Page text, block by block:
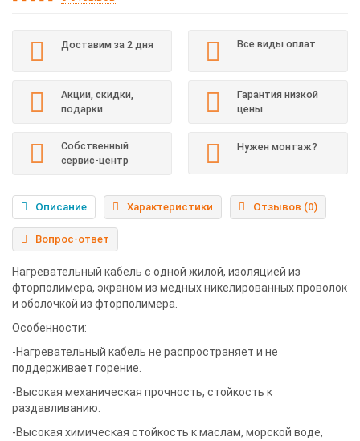
Доставим за 2 дня Все виды оплат
Акции, скидки,
подарки
Гарантия низкой
цены
Собственный
сервис-центр
Нужен монтаж?
Описание Характеристики Отзывов (0)
Вопрос-ответ
Нагревательный кабель с одной жилой, изоляцией из
фторполимера, экраном из медных никелированных проволок
и оболочкой из фторполимера.
Особенности:
-Нагревательный кабель не распространяет и не
поддерживает горение.
-Высокая механическая прочность, стойкость к
раздавливанию.
-Высокая химическая стойкость к маслам, морской воде,